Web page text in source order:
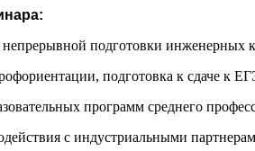
подготовки инженерных
подготовка к сдаче к
программ среднего
с индустриальными